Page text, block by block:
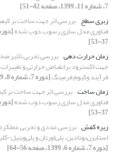
7، شماره 11، 1399، صفحه 42-51]
زبری سطح بررسی اثر جهت ساخت بر
فناوری مدل‏ سازی رسوب ذوب ‏شده
37-53]
زمان حرارت دهی بررسی تجربی تاثیر
فرآیند وکیوم فرمینگ[دوره 7، شماره 8، 1399، صفحه 1-9]
زمان ساخت بررسی اثر جهت ساخت بر
فناوری مدل‏ سازی رسوب ذوب ‏شده
37-53]
زیره کفش بررسی عددی و تجربی
استایرن‌بوتادین، پلی‌اورتان و
[دوره 7، شماره 6، 1399، صفحه 56-64]